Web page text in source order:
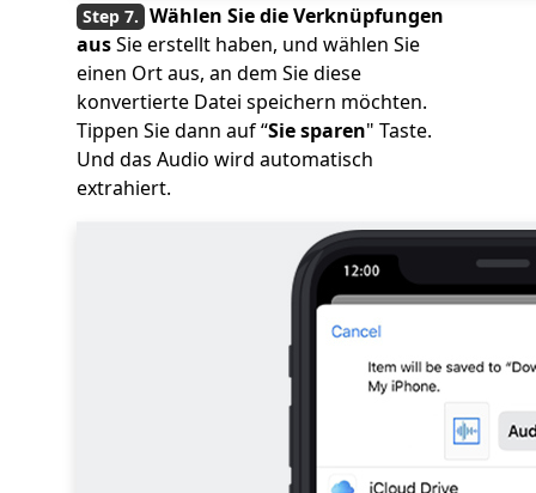
Wählen Sie die Verknüpfungen
ausSie erstellt haben, und wählen Sie
einen Ort aus, an dem Sie diese
konvertierte Datei speichern möchten.
Tippen Sie dann auf “Sie sparen" Taste.
Und das Audio wird automatisch
extrahiert.